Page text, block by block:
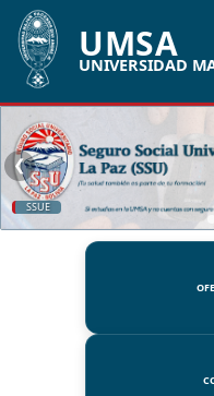
UMSA
UNIVERSIDAD
SSUE
❮